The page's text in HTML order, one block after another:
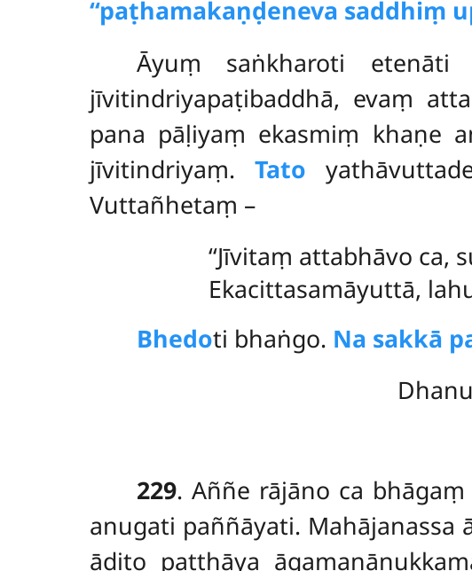
‘‘paṭhamakaṇḍeneva saddhiṃ
Āyuṃ saṅkharoti etenāti
jīvitindriyapaṭibaddhā, evaṃ
pana pāḷiyaṃ ekasmiṃ khaṇe
jīvitindriyaṃ. Tato
Vuttañhetaṃ –
‘‘Jīvitaṃ attabhāvo ca,
Ekacittasamāyuttā,
Bhedoti bhaṅgo. Na sakkā
229. Aññe rājāno ca
anugati paññāyati. Mahājanassa
ādito paṭṭhāya